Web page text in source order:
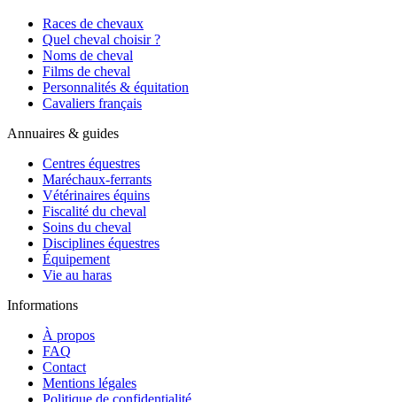
Races de chevaux
Quel cheval choisir ?
Noms de cheval
Films de cheval
Personnalités & équitation
Cavaliers français
Annuaires & guides
Centres équestres
Maréchaux-ferrants
Vétérinaires équins
Fiscalité du cheval
Soins du cheval
Disciplines équestres
Équipement
Vie au haras
Informations
À propos
FAQ
Contact
Mentions légales
Politique de confidentialité